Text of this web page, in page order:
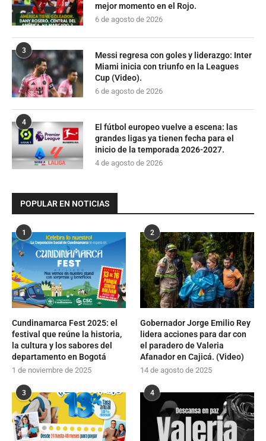
mejor momento en el Rojo.
6 de agosto de 2026
3
Messi regresa con goles y liderazgo: Inter
Miami inicia con triunfo en la Leagues
Cup (Video).
6 de agosto de 2026
4
El fútbol europeo vuelve a escena: las
grandes ligas ya tienen fecha para el
inicio de la temporada 2026-2027.
4 de agosto de 2026
POPULAR EN NOTICIAS
1
Cundinamarca Fest 2025: el
festival que reúne la historia,
la cultura y los sabores del
departamento en Bogotá
1 de noviembre de 2025
2
Gobernador Jorge Emilio Rey
lidera acciones para dar con
el paradero de Valeria
Afanador en Cajicá. (Video)
14 de agosto de 2025
3 4